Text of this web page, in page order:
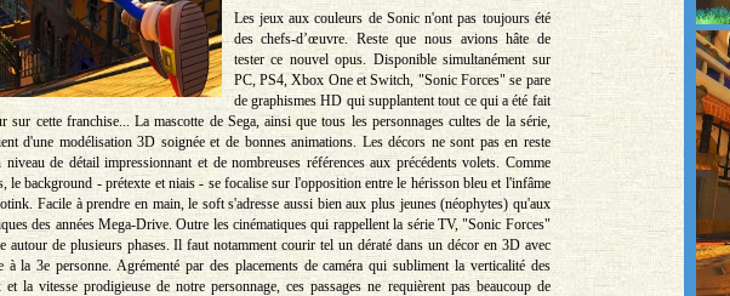
Les jeux aux couleurs de Sonic n'ont pas toujours été
des chefs-d’œuvre. Reste que nous avions hâte de
tester ce nouvel opus. Disponible simultanément sur
PC, PS4, Xbox One et Switch, "Sonic Forces" se pare
de graphismes HD qui supplantent tout ce qui a été fait
sur cette franchise... La mascotte de Sega, ainsi que tous les personnages cultes de la série,
d'une modélisation 3D soignée et de bonnes animations. Les décors ne sont pas en reste
niveau de détail impressionnant et de nombreuses références aux précédents volets. Comme
le background - prétexte et niais - se focalise sur l'opposition entre le hérisson bleu et l'infâme
Facile à prendre en main, le soft s'adresse aussi bien aux plus jeunes (néophytes) qu'aux
des années Mega-Drive. Outre les cinématiques qui rappellent la série TV, "Sonic Forces"
autour de plusieurs phases. Il faut notamment courir tel un dératé dans un décor en 3D avec
à la 3e personne. Agrémenté par des placements de caméra qui subliment la verticalité des
et la vitesse prodigieuse de notre personnage, ces passages ne requièrent pas beaucoup de